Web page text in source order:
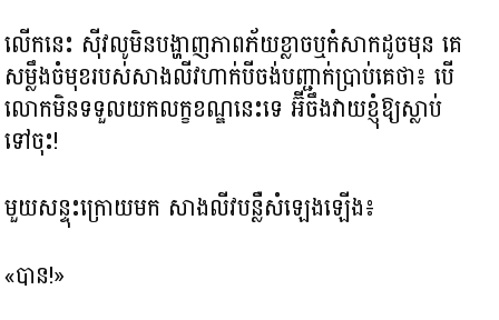
លើកនេះ ស៊ីវលូមិនបង្ហាញភាពភ័យខ្លាចឬកំសាកដូចមុន គេ
សម្លឹងចំមុខរបស់សាងលីវហាក់បីចង់បញ្ជាក់ប្រាប់គេថា៖ បើ
លោកមិនទទួលយកលក្ខខណ្ឌនេះទេ អ៊ីចឹងវាយខ្ញុំឱ្យស្លាប់
ទៅចុះ!
មួយសន្ទុះក្រោយមក សាងលីវបន្លឺសំឡេងឡើង៖
«បាន!»